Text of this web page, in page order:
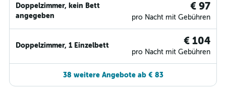
Doppelzimmer, kein Bett
angegeben
€ 97
pro Nacht mit Gebühren
Doppelzimmer, 1 Einzelbett € 104
pro Nacht mit Gebühren
38 weitere Angebote ab € 83